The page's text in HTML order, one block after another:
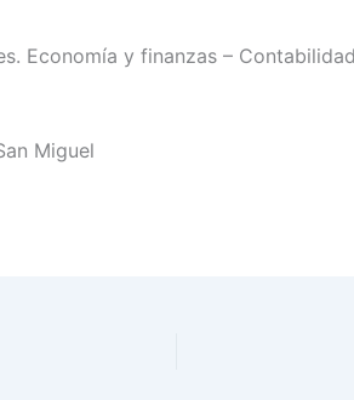
Economía y finanzas –
Miguel